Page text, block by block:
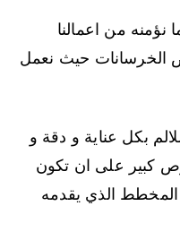
من اعمالنا
الخرسانات حيث نعمل
بكل عناية و دقة و
كبير على ان تكون
المخطط الذي يقدمه